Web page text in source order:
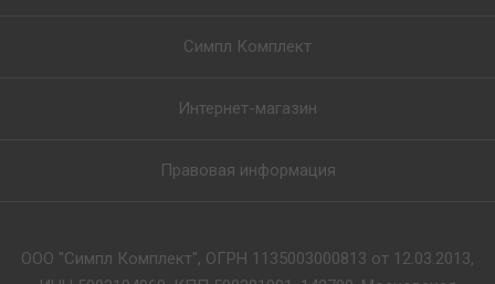
Симпл Комплект
Интернет-магазин
Правовая информация
ООО "Симпл Комплект", ОГРН 1135003000813 от 12.03.2013,